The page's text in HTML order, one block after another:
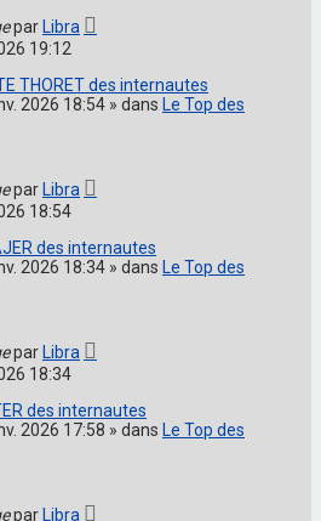
parLibra
19:12
THORET des internautes
2026 18:54 » dans Le Top des
parLibra
18:54
des internautes
2026 18:34 » dans Le Top des
parLibra
18:34
des internautes
2026 17:58 » dans Le Top des
parLibra